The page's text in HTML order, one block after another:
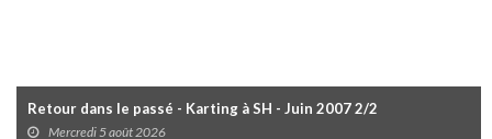
Retour dans le passé - Karting à SH - Juin 2007 2/2
Mercredi 5 août 2026